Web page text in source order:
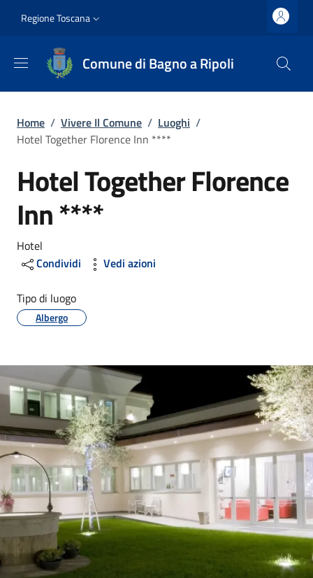
Slim top
Regione Toscana
Comune di Bagno a Ripoli
Briciole di pane
Home / Vivere Il Comune / Luoghi /
Hotel Together Florence Inn ****
Hotel Together Florence
Inn ****
Dettagli
Hotel
Condividi
Vedi azioni
Tipo di luogo
Albergo
Image